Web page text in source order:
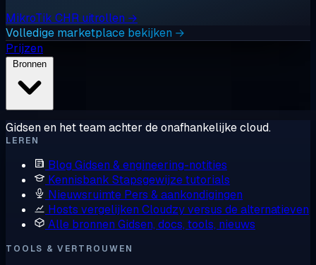
MikroTik CHR uitrollen →
Volledige marketplace bekijken →
Prijzen
Gidsen en het team achter de onafhankelijke cloud.
LEREN
Blog Gidsen & engineering-notities
Kennisbank Stapsgewijze tutorials
Nieuwsruimte Pers & aankondigingen
Hosts vergelijken Cloudzy versus de alternatieven
Alle bronnen Gidsen, docs, tools, nieuws
TOOLS & VERTROUWEN